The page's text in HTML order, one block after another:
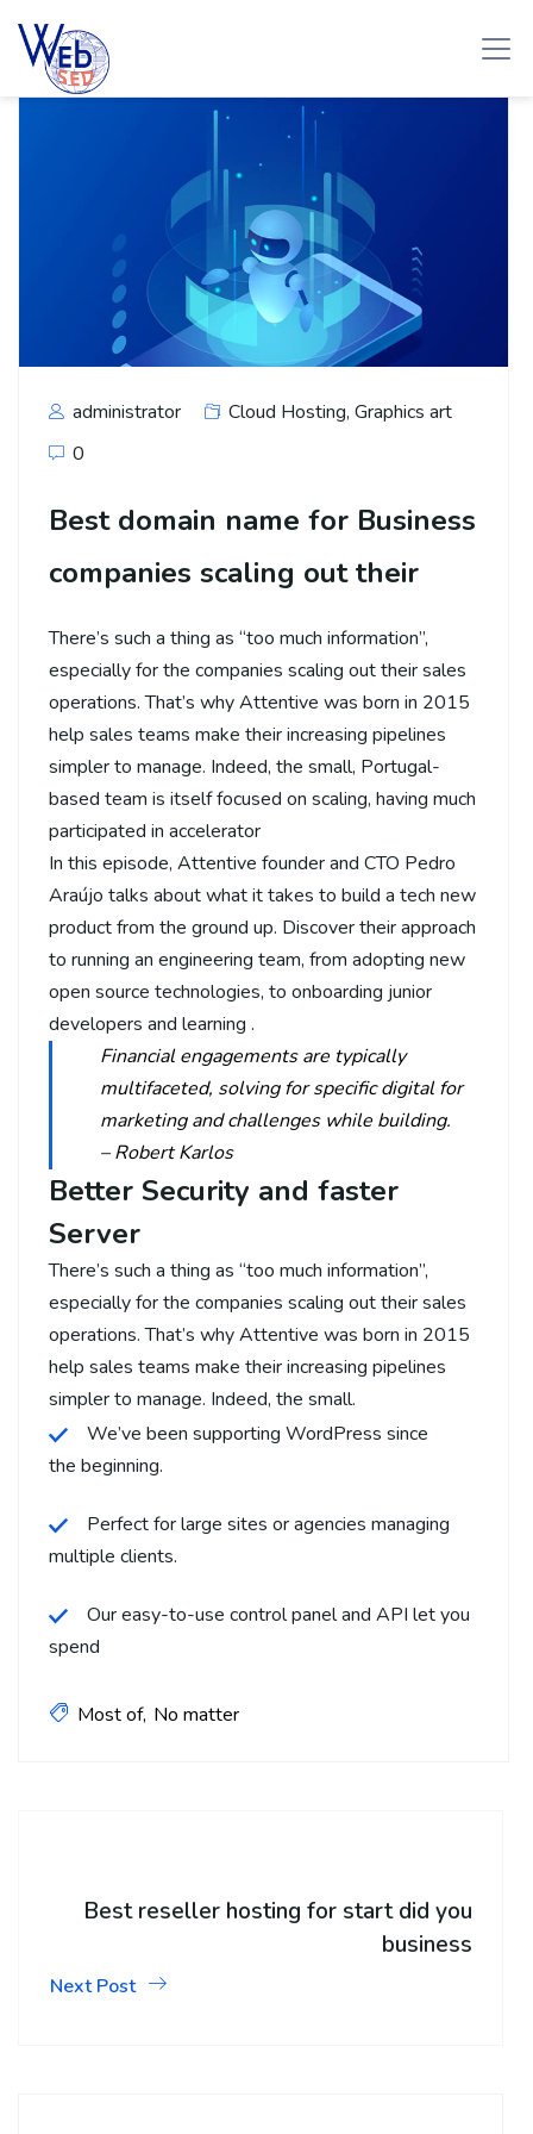
administrator Cloud Hosting, Graphics art
0
Best domain name for Business
companies scaling out their
There’s such a thing as “too much information”,
especially for the companies scaling out their sales
operations. That’s why Attentive was born in 2015
help sales teams make their increasing pipelines
simpler to manage. Indeed, the small, Portugal-
based team is itself focused on scaling, having much
participated in accelerator
In this episode, Attentive founder and CTO Pedro
Araújo talks about what it takes to build a tech new
product from the ground up. Discover their approach
to running an engineering team, from adopting new
open source technologies, to onboarding junior
developers and learning .
Financial engagements are typically
multifaceted, solving for specific digital for
marketing and challenges while building.
– Robert Karlos
Better Security and faster
Server
There’s such a thing as “too much information”,
especially for the companies scaling out their sales
operations. That’s why Attentive was born in 2015
help sales teams make their increasing pipelines
simpler to manage. Indeed, the small.
We’ve been supporting WordPress since
the beginning.
Perfect for large sites or agencies managing
multiple clients.
Our easy-to-use control panel and API let you
spend
Most of No matter
Best reseller hosting for start did you
business
Next Post